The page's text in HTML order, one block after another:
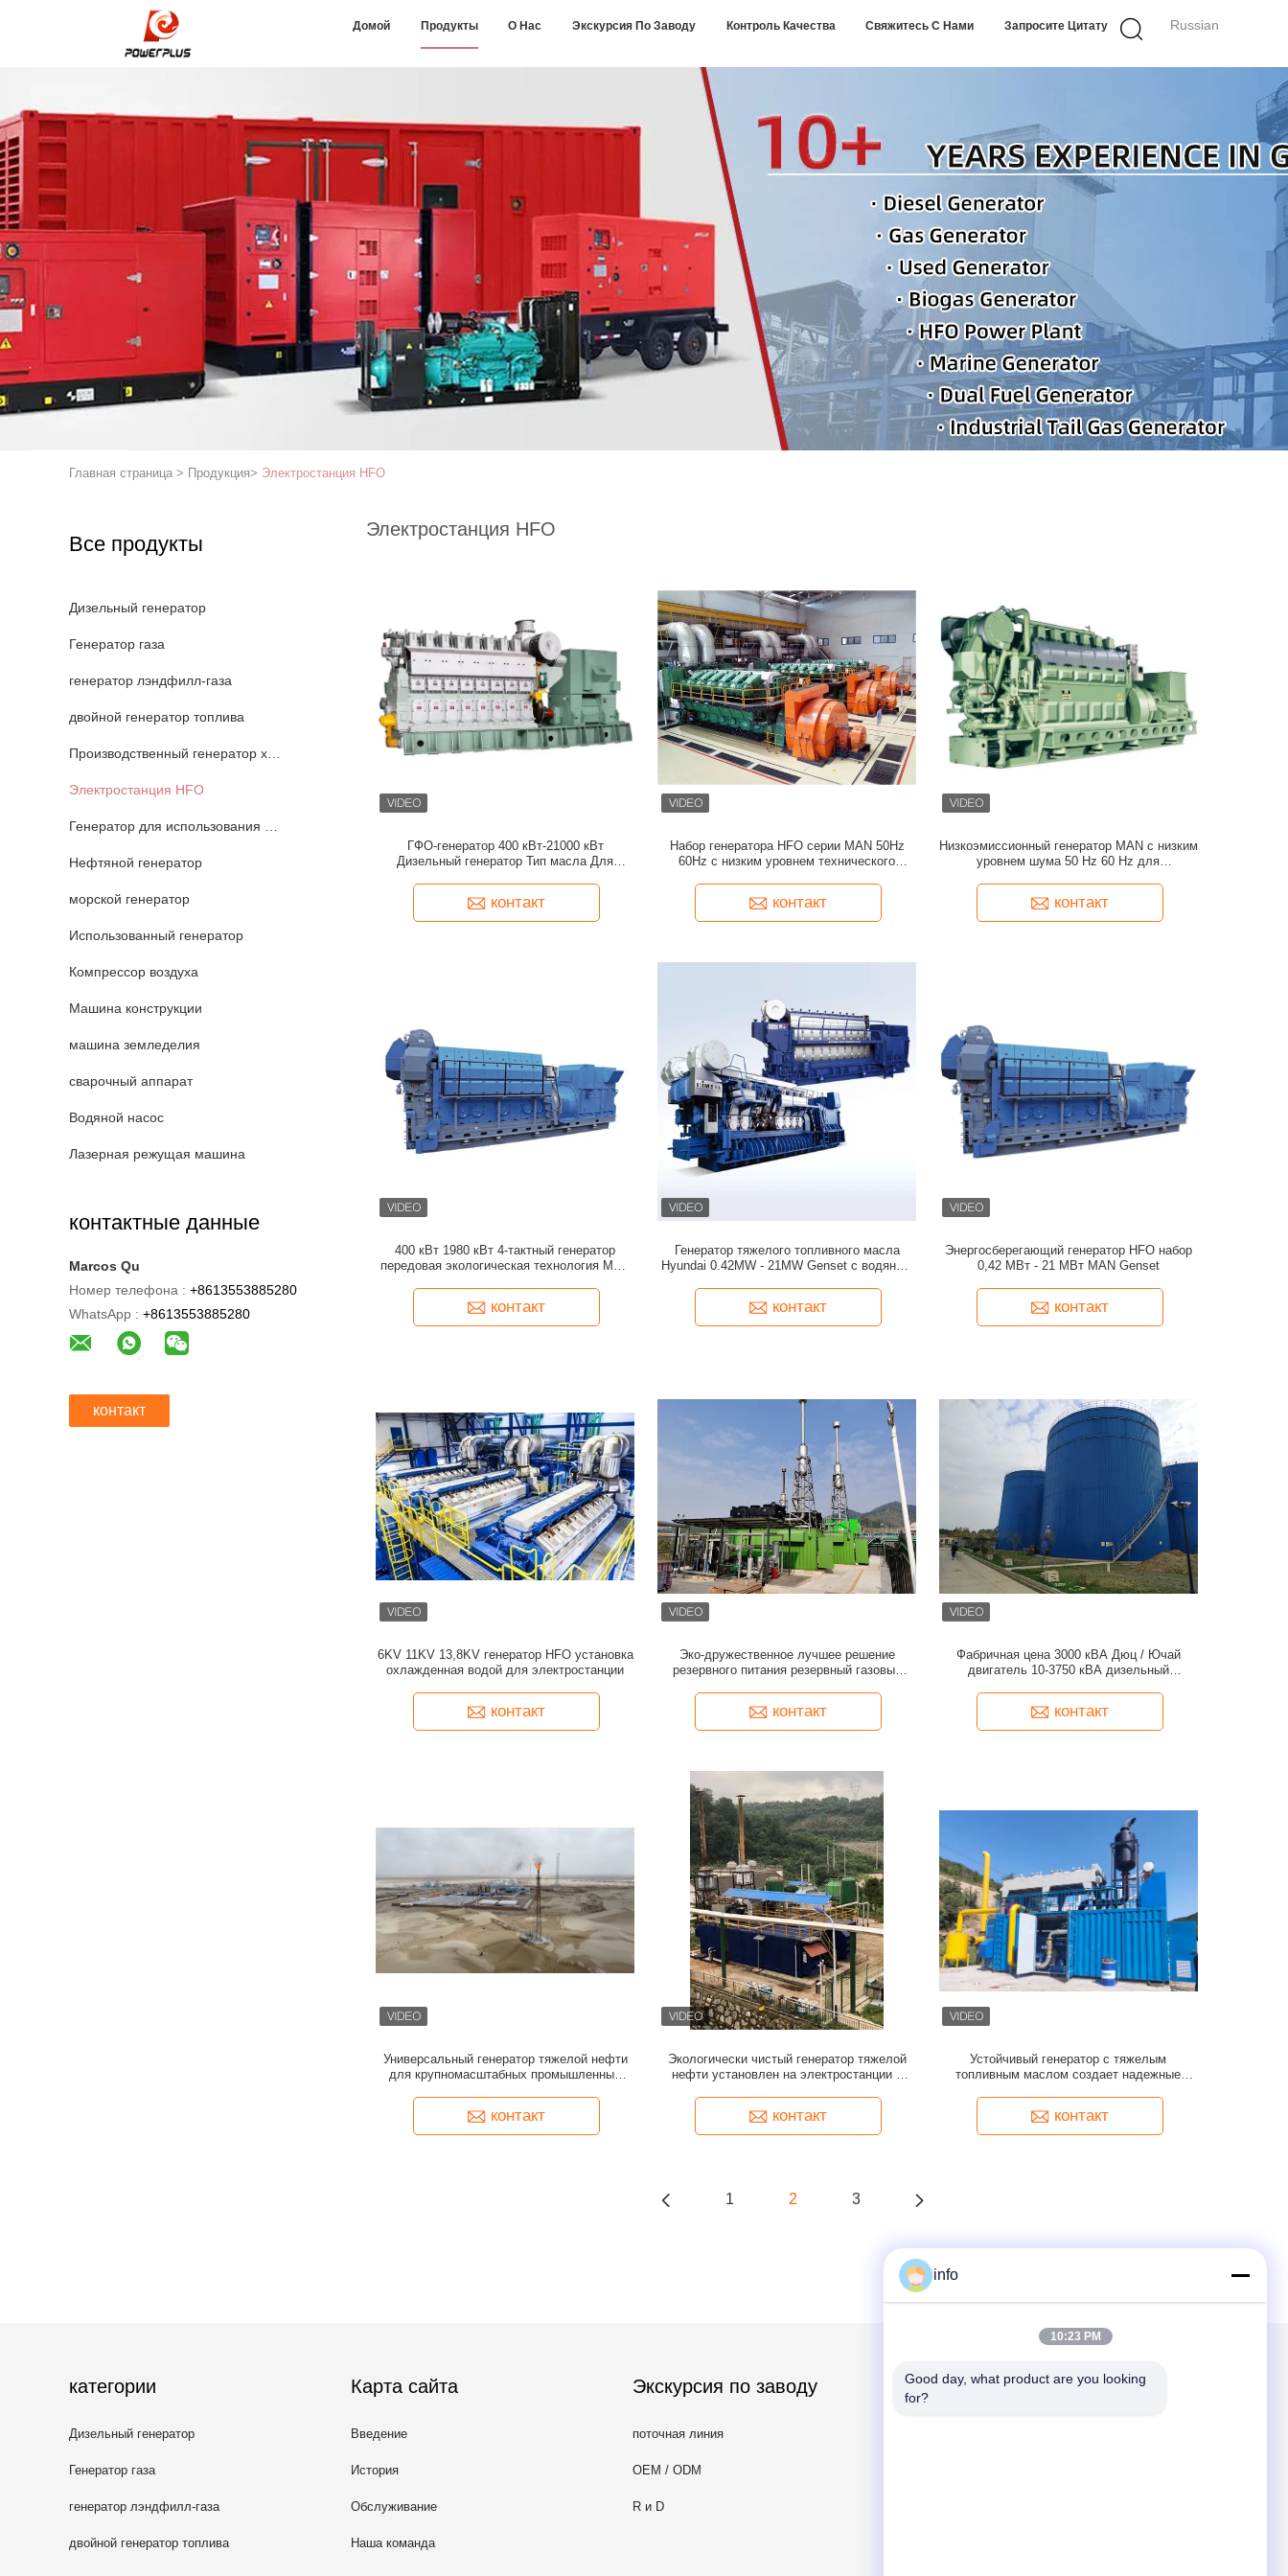
Russian
Домой Продукты О Нас Экскурсия По Заводу Контроль Качества Свяжитесь С Нами Запросите Цитату
Главная страница > Продукция> Электростанция HFO
Все продукты
Дизельный генератор
Генератор газа
генератор лэндфилл-газа
двойной генератор топлива
Производственный генератор хвостового газа
Электростанция HFO
Генератор для использования мин
Нефтяной генератор
морской генератор
Использованный генератор
Компрессор воздуха
Машина конструкции
машина земледелия
сварочный аппарат
Водяной насос
Лазерная режущая машина
контактные данные
Marcos Qu
Номер телефона : +8613553885280
WhatsApp : +8613553885280
контакт
Электростанция HFO
ГФО-генератор 400 кВт-21000 кВт
Дизельный генератор Тип масла Для
контакт
Набор генератора HFO серии MAN 50Hz
60Hz с низким уровнем технического
контакт
Низкоэмиссионный генератор MAN с низким
уровнем шума 50 Hz 60 Hz для
контакт
400 кВт 1980 кВт 4-тактный генератор
передовая экологическая технология MAN
контакт
Генератор тяжелого топливного масла
Hyundai 0.42MW - 21MW Genset с водяным
контакт
Энергосберегающий генератор HFO набор
0,42 МВт - 21 МВт MAN Genset
контакт
6KV 11KV 13,8KV генератор HFO установка
охлажденная водой для электростанции
контакт
Эко-дружественное лучшее решение
резервного питания резервный газовый
контакт
Фабричная цена 3000 кВА Дюц / Ючай
двигатель 10-3750 кВА дизельный
контакт
Универсальный генератор тяжелой нефти
для крупномасштабных промышленных
контакт
Экологически чистый генератор тяжелой
нефти установлен на электростанции с
контакт
Устойчивый генератор с тяжелым
топливным маслом создает надежные
контакт
1 2 3
категории
Дизельный генератор
Генератор газа
генератор лэндфилл-газа
двойной генератор топлива
Карта сайта
Введение
История
Обслуживание
Наша команда
Экскурсия по заводу
поточная линия
OEM / ODM
R и D
Написать нам
info
10:23 PM
Good day, what product are you looking
for?